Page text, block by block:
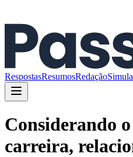
RespostasResumosRedação
Considerando
carreira,